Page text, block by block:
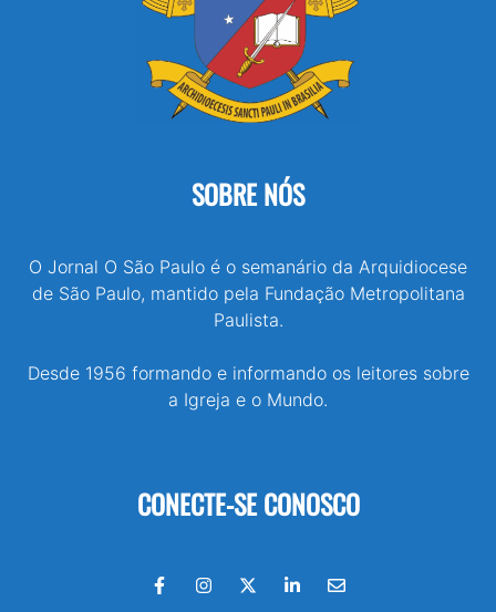
SOBRE NÓS
O Jornal O São Paulo é o semanário da Arquidiocese
de São Paulo, mantido pela Fundação Metropolitana
Paulista.
Desde 1956 formando e informando os leitores sobre
a Igreja e o Mundo.
CONECTE-SE CONOSCO